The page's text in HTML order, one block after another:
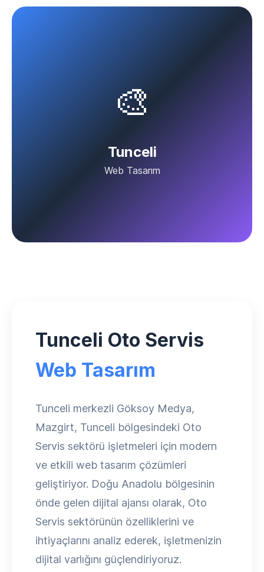
🎨
Tunceli
Web Tasarım
Tunceli Oto Servis
Web Tasarım
Tunceli merkezli Göksoy Medya,
Mazgirt, Tunceli bölgesindeki Oto
Servis sektörü işletmeleri için modern
ve etkili web tasarım çözümleri
geliştiriyor. Doğu Anadolu bölgesinin
önde gelen dijital ajansı olarak, Oto
Servis sektörünün özelliklerini ve
ihtiyaçlarını analiz ederek, işletmenizin
dijital varlığını güçlendiriyoruz.